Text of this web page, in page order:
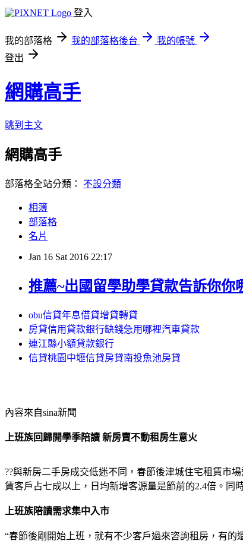
登入
我的部落格 我的部落格後台
我的帳號
登出
網購高手
跳到主文
網購高手
部落格全站分類： 不設分類
相簿
部落格
名片
Jan 16 Sat 2016 22:17
推薦~出國留學助學貸款告訴你
obu信貸年息借貸增貸轉貸
房貸信用貸款銀行缺錢急用哪裡汽車貸款
連江縣小額貸款銀行
信貸桃園中壢信貸房貸南投魚池房貸
內容來自sina新聞
上班族回歸開學季陪讀 新房賣不動租房生意火
??與新房二手房成交低迷不同，春節後津城住宅租賃市
賃客戶占七成以上，日均新增客源量是節前的2.4倍。同
上班族陪讀需求集中入市
“春節後剛開始上班，就有不少客戶過來咨詢租房，有